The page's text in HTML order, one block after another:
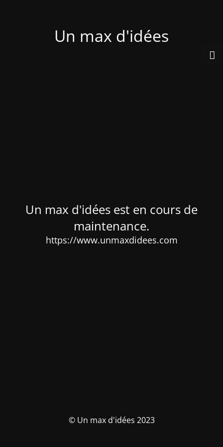
Un max d'idées
Un max d'idées est en cours de
maintenance.
https://www.unmaxdidees.com
© Un max d'idées 2023